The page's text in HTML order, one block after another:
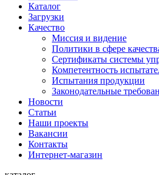
Каталог
Загрузки
Качество
Миссия и видение
Политики в сфере
Сертификаты системы
Компетентность
Испытания продукции
Законодательные
Новости
Статьи
Наши проекты
Вакансии
Контакты
Интернет-магазин